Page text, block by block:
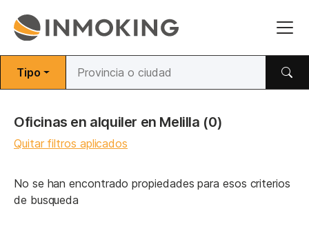
Tipo
Oficinas en alquiler en Melilla (0)
Quitar filtros aplicados
No se han encontrado propiedades para esos criterios
de busqueda